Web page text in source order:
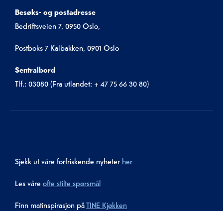
Besøks- og postadresse
Bedriftsveien 7, 0950 Oslo,
Postboks 7 Kalbakken, 0901 Oslo
Sentralbord
Tlf.: 03080 (Fra utlandet: + 47 75 66 30 80)
Sjekk ut våre forfriskende nyheter her
Les våre ofte stilte spørsmål
Finn matinspirasjon påTINE Kjøkken